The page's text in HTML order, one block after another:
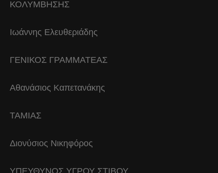
ΚΟΛΥΜΒΗΣΗΣ
Ιωάννης Ελευθεριάδης
ΓΕΝΙΚΟΣ ΓΡΑΜΜΑΤΕΑΣ
Αθανάσιος Καπετανάκης
ΤΑΜΙΑΣ
Διονύσιος Νικηφόρος